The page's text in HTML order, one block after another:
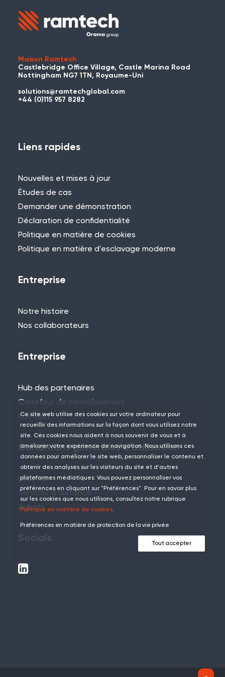
Avez-vous déjà utilisé WES ou
Vous avez déjà utilisé WES ou REACT et
expérience ? Contactez-nous pour
Besoin d'aide ?
Si vous ne trouvez pas ce que vous
cherchez, n'hésitez pas à contacter l'un
des membres de notre équipe.
et Europe
Maison Ramtech
Castlebridge Office Village, Castle Marina Road
Nottingham NG7 1TN, Royaume-Uni
solutions@ramtechglobal.com
+44 (0)115 957 8282
Liens rapides
Nouvelles et mises à jour
Études de cas
Demander une démonstration
Déclaration de confidentialité
Politique en matière de cookies
Politique en matière d'esclavage moderne
Entreprise
Notre histoire
Nos collaborateurs
Entreprise
Hub des partenaires
Carrefour de connaissances
Contact
Conditions générales d'utilisation
Location
Services à distance
Achats
Ce site web utilise des cookies sur votre ordinateur pour
recueillir des informations sur la façon dont vous utilisez notre
site. Ces cookies nous aident à nous souvenir de vous et à
améliorer votre expérience de navigation. Nous utilisons ces
données pour améliorer le site web, personnaliser le contenu et
obtenir des analyses sur les visiteurs du site et d'autres
plateformes médiatiques. Vous pouvez personnaliser vos
préférences en cliquant sur "Préférences". Pour en savoir plus
sur les cookies que nous utilisons, consultez notre rubrique
Politique en matière de cookies.
Préférences en matière de protection de la vie privée
Tout accepter